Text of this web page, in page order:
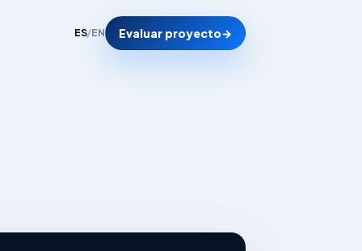
ES/EN Evaluar proyecto→